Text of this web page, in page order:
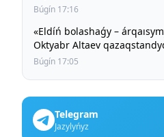
Búgín 17:16
«Eldíń bolashaǵy –
Oktyabr Altaev
jasady
Búgín 17:05
Telegram
Jazylyńyz